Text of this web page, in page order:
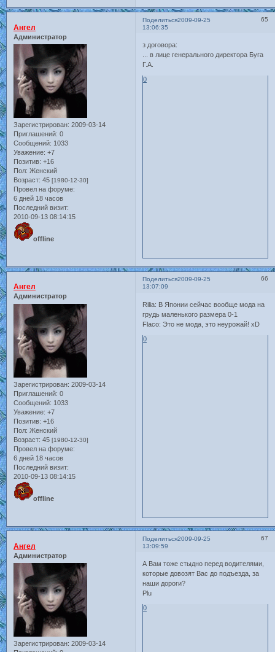
Поделиться 65
2009-09-25
13:06:35
Ангел
Администратор
Зарегистрирован: 2009-03-14
Приглашений: 0
Сообщений: 1033
Уважение: +7
Позитив: +16
Пол: Женский
Возраст: 45 [1980-12-30]
Провел на форуме:
6 дней 18 часов
Последний визит:
2010-09-13 08:14:15
offline
з договора:
... в лице генерального директора Буга
Г.А.
0
Поделиться 66
2009-09-25
13:07:09
Ангел
Администратор
Зарегистрирован: 2009-03-14
Приглашений: 0
Сообщений: 1033
Уважение: +7
Позитив: +16
Пол: Женский
Возраст: 45 [1980-12-30]
Провел на форуме:
6 дней 18 часов
Последний визит:
2010-09-13 08:14:15
offline
Rilia: В Японии сейчас вообще мода на
грудь маленького размера 0-1
Flaco: Это не мода, это неурожай! xD
0
Поделиться 67
2009-09-25
13:09:59
Ангел
Администратор
Зарегистрирован: 2009-03-14
А Вам тоже стыдно перед водителями,
которые довозят Вас до подъезда, за
наши дороги?
Plu
0